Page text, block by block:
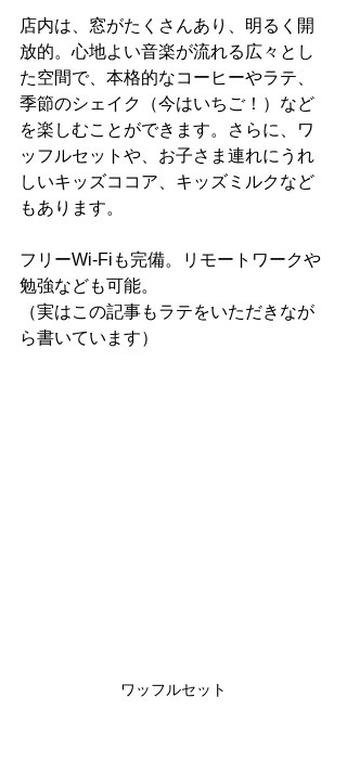
店内は、窓がたくさんあり、明るく開
放的。心地よい音楽が流れる広々とし
た空間で、本格的なコーヒーやラテ、
季節のシェイク（今はいちご！）など
を楽しむことができます。さらに、ワ
ッフルセットや、お子さま連れにうれ
しいキッズココア、キッズミルクなど
もあります。
フリーWi-Fiも完備。リモートワークや
勉強なども可能。
（実はこの記事もラテをいただきなが
ら書いています）
ワッフルセット